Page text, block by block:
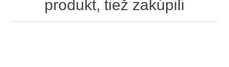
produkt, tiež zakúpili